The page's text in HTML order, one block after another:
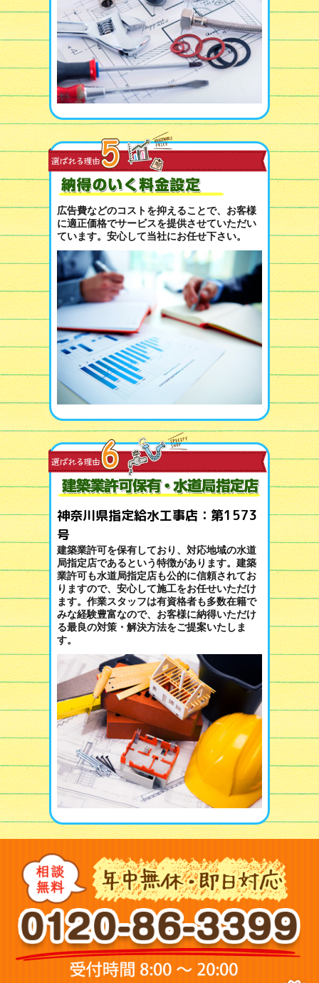
広告費などのコストを抑えることで、お客様
に適正価格でサービスを提供させていただい
ています。安心して当社にお任せ下さい。
神奈川県指定給水工事店：第1573
号
建築業許可を保有しており、対応地域の水道
局指定店であるという特徴があります。建築
業許可も水道局指定店も公的に信頼されてお
りますので、安心して施工をお任せいただけ
ます。作業スタッフは有資格者も多数在籍で
みな経験豊富なので、お客様に納得いただけ
る最良の対策・解決方法をご提案いたしま
す。